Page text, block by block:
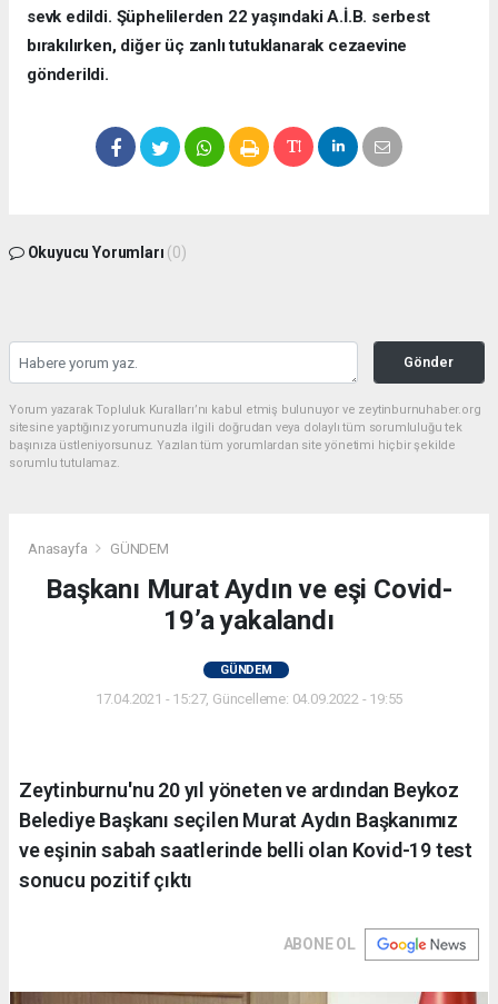
sevk edildi. Şüphelilerden 22 yaşındaki A.İ.B. serbest
bırakılırken, diğer üç zanlı tutuklanarak cezaevine
gönderildi.
Okuyucu Yorumları (0)
Gönder
Yorum yazarak Topluluk Kuralları’nı kabul etmiş bulunuyor ve zeytinburnuhaber.org
sitesine yaptığınız yorumunuzla ilgili doğrudan veya dolaylı tüm sorumluluğu tek
başınıza üstleniyorsunuz. Yazılan tüm yorumlardan site yönetimi hiçbir şekilde
sorumlu tutulamaz.
Anasayfa GÜNDEM
Başkanı Murat Aydın ve eşi Covid-
19’a yakalandı
GÜNDEM
17.04.2021 - 15:27, Güncelleme: 04.09.2022 - 19:55
Zeytinburnu'nu 20 yıl yöneten ve ardından Beykoz
Belediye Başkanı seçilen Murat Aydın Başkanımız
ve eşinin sabah saatlerinde belli olan Kovid-19 test
sonucu pozitif çıktı
ABONE OL